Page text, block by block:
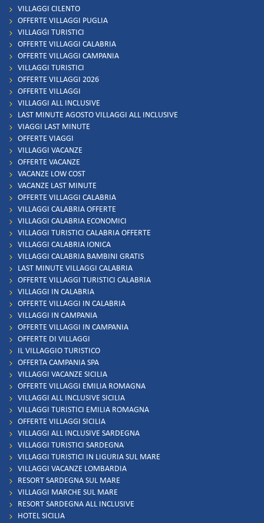
VILLAGGI CILENTO
OFFERTE VILLAGGI PUGLIA
VILLAGGI TURISTICI
OFFERTE VILLAGGI CALABRIA
OFFERTE VILLAGGI CAMPANIA
VILLAGGI TURISTICI
OFFERTE VILLAGGI 2026
OFFERTE VILLAGGI
VILLAGGI ALL INCLUSIVE
LAST MINUTE AGOSTO VILLAGGI ALL INCLUSIVE
VIAGGI LAST MINUTE
OFFERTE VIAGGI
VILLAGGI VACANZE
OFFERTE VACANZE
VACANZE LOW COST
VACANZE LAST MINUTE
OFFERTE VILLAGGI CALABRIA
VILLAGGI CALABRIA OFFERTE
VILLAGGI CALABRIA ECONOMICI
VILLAGGI TURISTICI CALABRIA OFFERTE
VILLAGGI CALABRIA IONICA
VILLAGGI CALABRIA BAMBINI GRATIS
LAST MINUTE VILLAGGI CALABRIA
OFFERTE VILLAGGI TURISTICI CALABRIA
VILLAGGI IN CALABRIA
OFFERTE VILLAGGI IN CALABRIA
VILLAGGI IN CAMPANIA
OFFERTE VILLAGGI IN CAMPANIA
OFFERTE DI VILLAGGI
IL VILLAGGIO TURISTICO
OFFERTA CAMPANIA SPA
VILLAGGI VACANZE SICILIA
OFFERTE VILLAGGI EMILIA ROMAGNA
VILLAGGI ALL INCLUSIVE SICILIA
VILLAGGI TURISTICI EMILIA ROMAGNA
OFFERTE VILLAGGI SICILIA
VILLAGGI ALL INCLUSIVE SARDEGNA
VILLAGGI TURISTICI SARDEGNA
VILLAGGI TURISTICI IN LIGURIA SUL MARE
VILLAGGI VACANZE LOMBARDIA
RESORT SARDEGNA SUL MARE
VILLAGGI MARCHE SUL MARE
RESORT SARDEGNA ALL INCLUSIVE
HOTEL SICILIA